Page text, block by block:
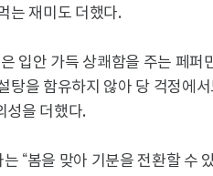
는 재미도 더했다.
입안 가득 상쾌함을 주는 페
탕을 함유하지 않아 당 걱정에
성을 더했다.
“봄을 맞아 기분을 전환할 수